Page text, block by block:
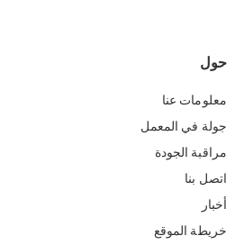
حول
معلومات عنا
جولة في المعمل
مراقبة الجودة
اتصل بنا
أخبار
خريطة الموقع